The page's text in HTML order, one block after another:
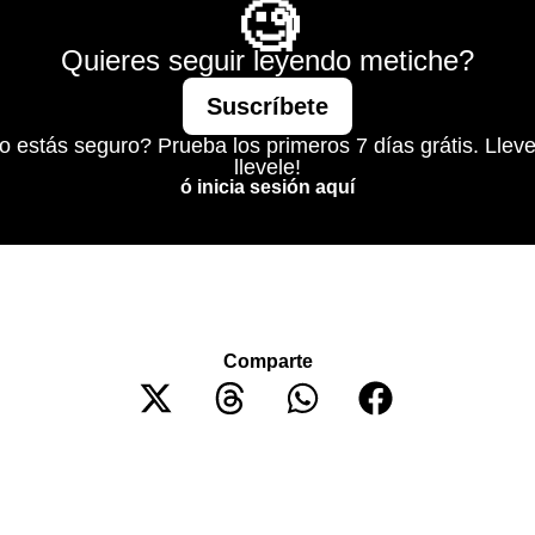
🧐
Quieres seguir leyendo metiche?
Suscríbete
estás seguro? Prueba los primeros 7 días grátis.
llevele!
ó inicia sesión aquí
Comparte